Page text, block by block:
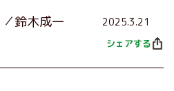
鈴木成一 2025.3.21
シェアする